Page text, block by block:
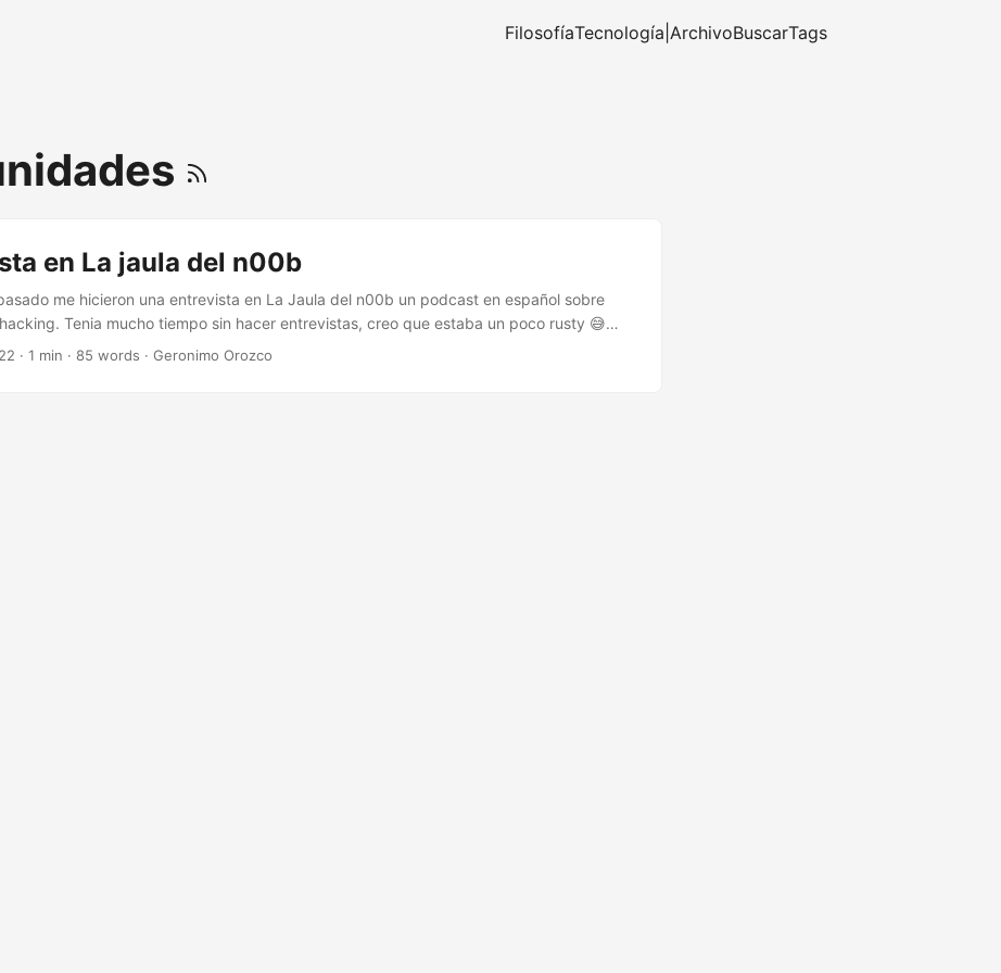
FilosofíaTecnología ArchivoBuscarTags
en La jaula del n00b
me hicieron una entrevista en La Jaula del n00b un podcast en español sobre
Tenia mucho tiempo sin hacer entrevistas, creo que estaba un poco rusty 😅
mucho participar. Muy contento y honrado de haber sido invitado al programa muchas
· 1 min · 85 words · Geronimo Orozco